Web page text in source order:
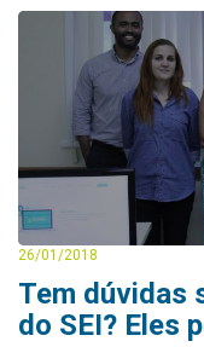
26/01/2018
Tem dúvidas
do SEI? Eles